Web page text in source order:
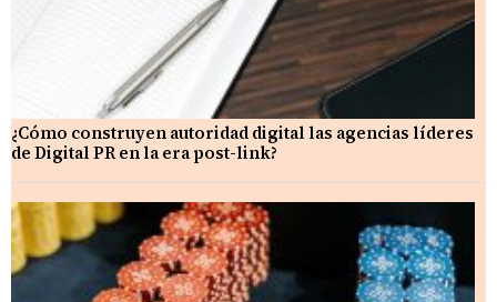
¿Cómo construyen autoridad digital las agencias líderes
de Digital PR en la era post-link?